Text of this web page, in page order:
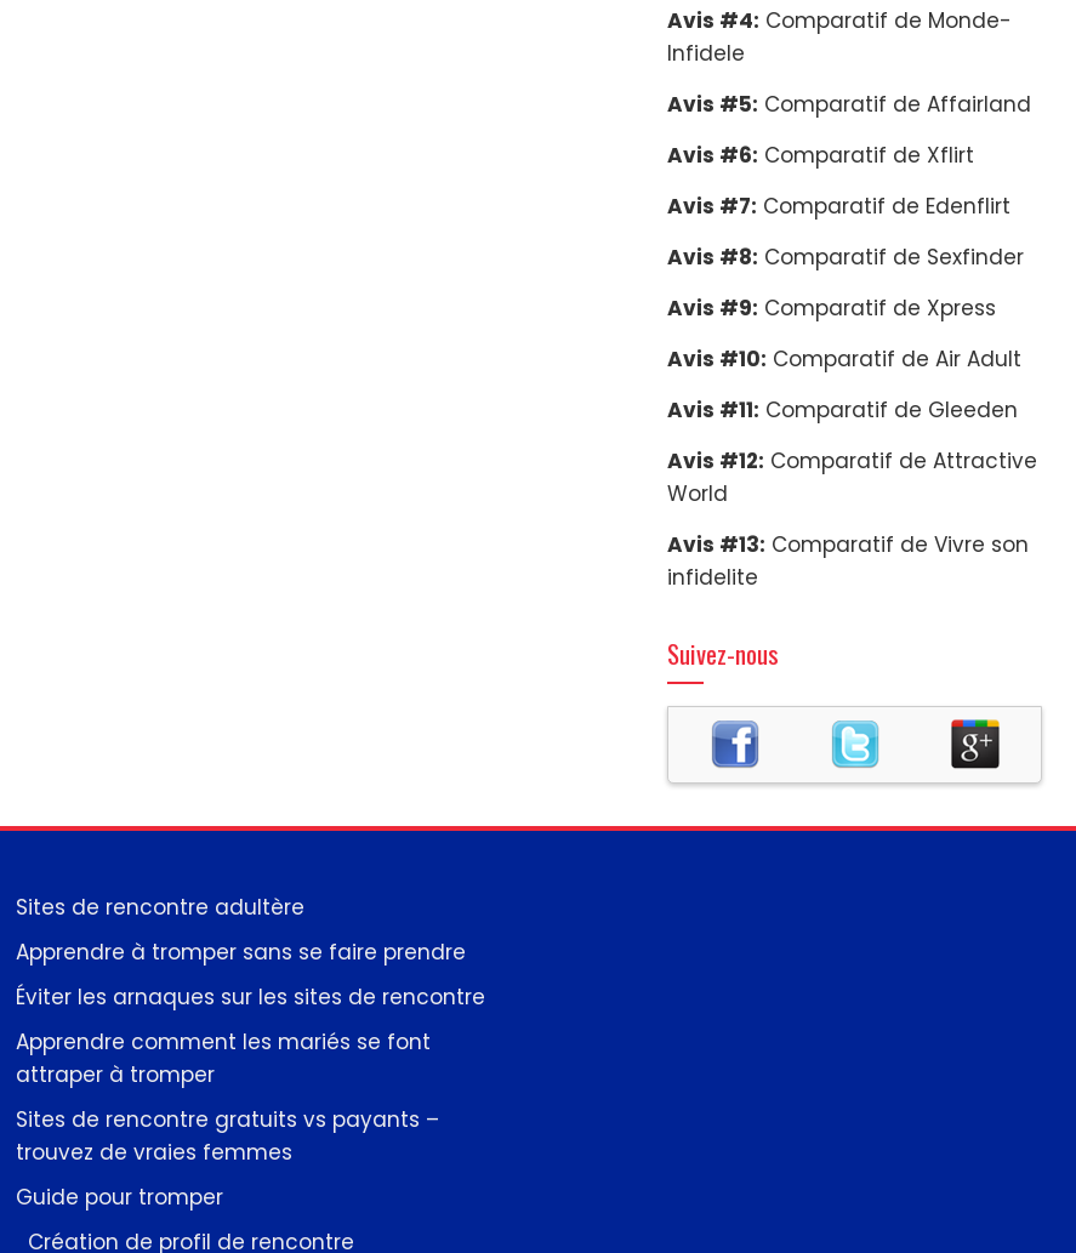
Avis #4: Comparatif de Monde-
Infidele
Avis #5: Comparatif de Affairland
Avis #6: Comparatif de Xflirt
Avis #7: Comparatif de Edenflirt
Avis #8: Comparatif de Sexfinder
Avis #9: Comparatif de Xpress
Avis #10: Comparatif de Air Adult
Avis #11: Comparatif de Gleeden
Avis #12: Comparatif de Attractive
World
Avis #13: Comparatif de Vivre son
infidelite
Suivez-nous
Sites de rencontre adultère
Apprendre à tromper sans se faire prendre
Éviter les arnaques sur les sites de rencontre
Apprendre comment les mariés se font
attraper à tromper
Sites de rencontre gratuits vs payants –
trouvez de vraies femmes
Guide pour tromper
Création de profil de rencontre